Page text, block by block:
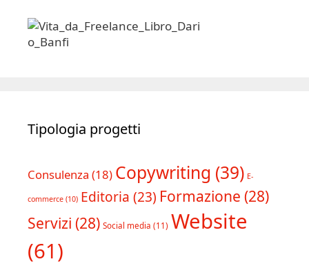
Tipologia progetti
Consulenza (18) Copywriting (39) E-
commerce (10) Editoria (23) Formazione (28)
Servizi (28) Social media (11) Website
(61)